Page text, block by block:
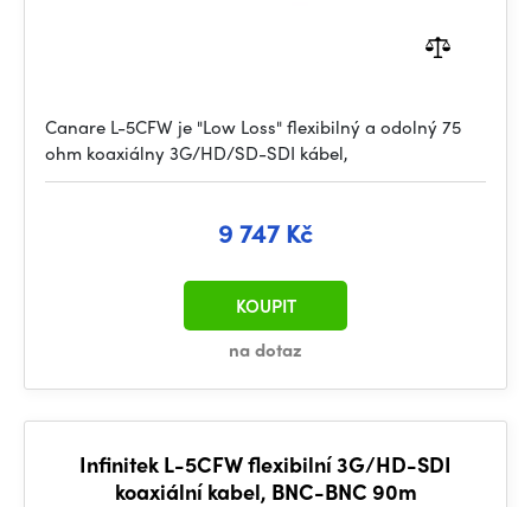
Canare L-5CFW je "Low Loss" flexibilný a odolný 75
ohm koaxiálny 3G/HD/SD-SDI kábel,
9 747 Kč
na dotaz
KOUPIT
Infinitek L-5CFW flexibilní 3G/HD-SDI
koaxiální kabel, BNC-BNC 90m